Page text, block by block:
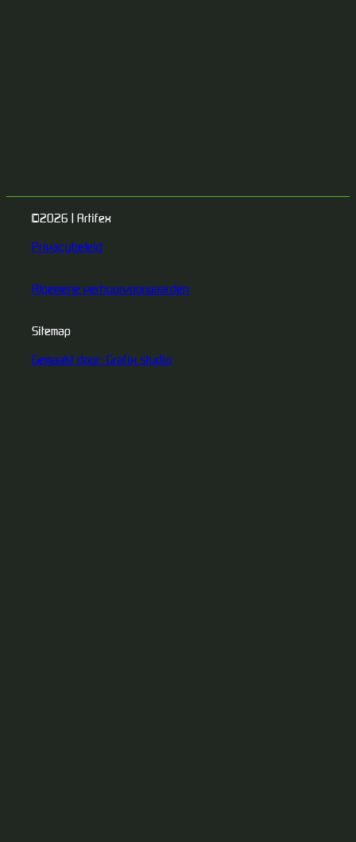
©2026 | Artifex
Privacybeleid
Algemene verhuurvoorwaarden
Sitemap
Gemaakt door: Grafix studio